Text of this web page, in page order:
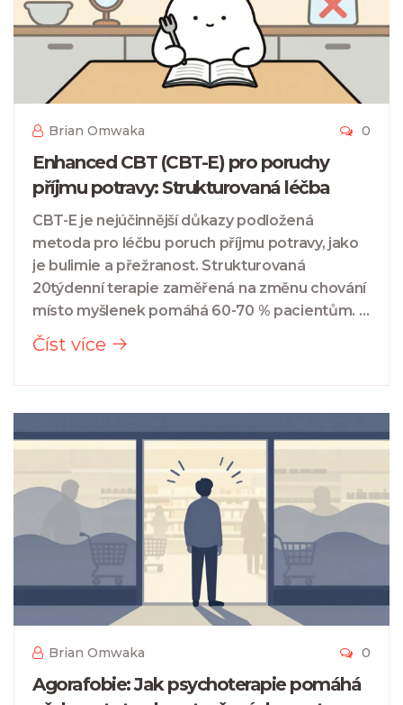
Brian Omwaka 0
Enhanced CBT (CBT-E) pro poruchy
příjmu potravy: Strukturovaná léčba
CBT-E je nejúčinnější důkazy podložená
metoda pro léčbu poruch příjmu potravy, jako
je bulimie a přežranost. Strukturovaná
20týdenní terapie zaměřená na změnu chování
místo myšlenek pomáhá 60-70 % pacientům. V
ČR je dostupná omezeně, ale roste.
Číst více
Brian Omwaka 0
Agorafobie: Jak psychoterapie pomáhá